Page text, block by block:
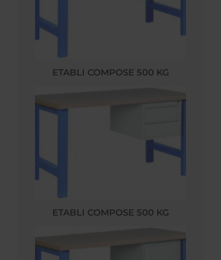
ETABLI COMPOSE 500 KG
ETABLI COMPOSE 500 KG